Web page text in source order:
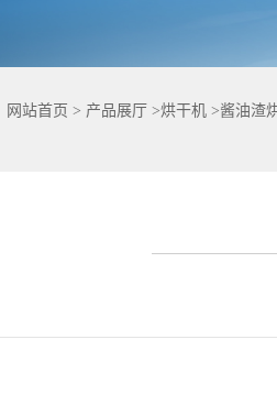
网站首页 > 产品展厅 >烘干机 >酱油渣